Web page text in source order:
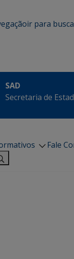
ir para busca
SAD
Secretaria de
Fale